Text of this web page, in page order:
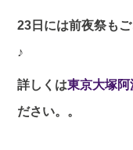
23日には前夜祭も
♪
詳しくは東京大塚
ださい。。